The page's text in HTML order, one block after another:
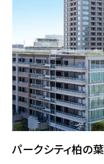
パークシティ柏の